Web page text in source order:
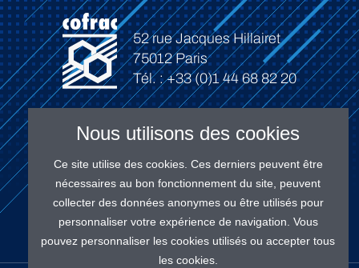
52 rue Jacques Hillairet
75012 Paris
Tél. : +33 (0)1 44 68 82 20
Connexion
Nous utilisons des cookies
Ce site utilise des cookies. Ces derniers peuvent être
nécessaires au bon fonctionnement du site, peuvent
collecter des données anonymes ou être utilisés pour
personnaliser votre expérience de navigation. Vous
pouvez personnaliser les cookies utilisés ou accepter tous
les cookies.